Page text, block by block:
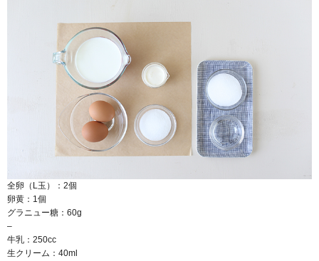
全卵（L玉）：2個
卵黄：1個
グラニュー糖：60g
–
牛乳：250cc
生クリーム：40ml